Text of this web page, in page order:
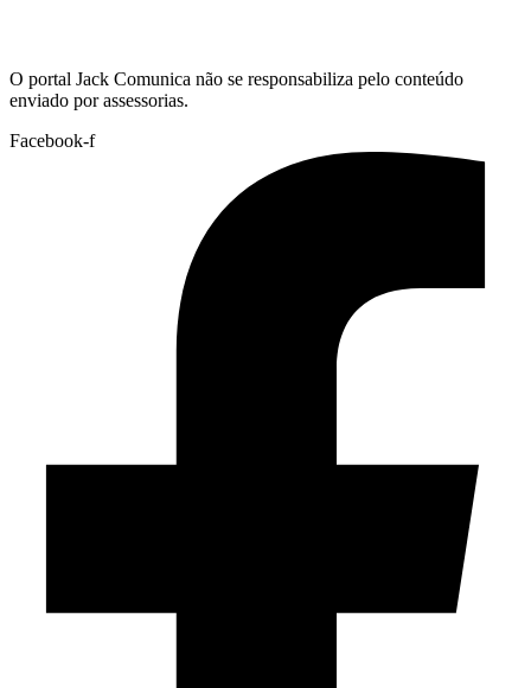
O portal Jack Comunica não se responsabiliza pelo conteúdo
enviado por assessorias.
Facebook-f